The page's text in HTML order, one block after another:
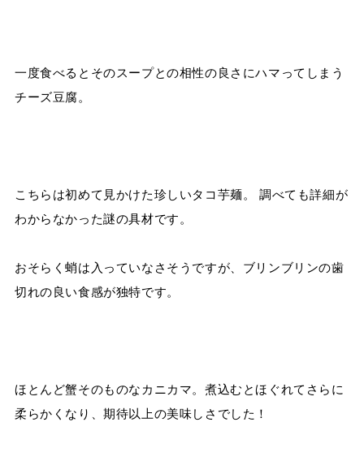
一度食べるとそのスープとの相性の良さにハマってしまう
チーズ豆腐。
こちらは初めて見かけた珍しいタコ芋麺。 調べても詳細が
わからなかった謎の具材です。
おそらく蛸は入っていなさそうですが、ブリンブリンの歯
切れの良い食感が独特です。
ほとんど蟹そのものなカニカマ。煮込むとほぐれてさらに
柔らかくなり、期待以上の美味しさでした！